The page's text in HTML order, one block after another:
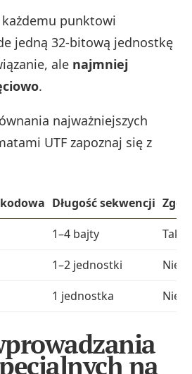
punktowi
jedną 32‑bitową jednostkę
ale najmniej
.
najważniejszych
UTF zapoznaj się z
Długość sekwencji
1–4 bajty
Tak
1–2 jednostki
Nie
1 jednostka Nie
na